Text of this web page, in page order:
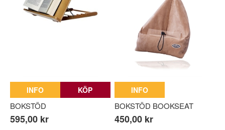
INFO KÖP
BOKSTÖD
595,00 kr
INFO
BOKSTÖD BOOKSEAT
450,00 kr